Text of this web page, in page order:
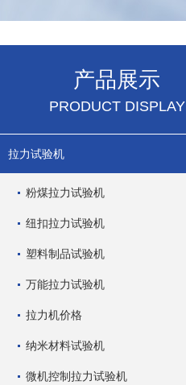
产品展示
PRODUCT DISPLAY
拉力试验机
粉煤拉力试验机
纽扣拉力试验机
塑料制品试验机
万能拉力试验机
拉力机价格
纳米材料试验机
微机控制拉力试验机